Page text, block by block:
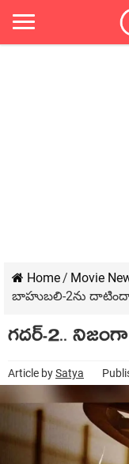
Home/ Movie
బాహుబలి-2ను
గదర్-2..
Article bySatya